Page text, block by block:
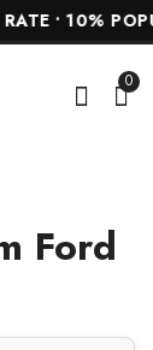
POPUSTA
0
inspired by
1861 Naxos
69.00KM
inspired by
Erba Pura
69.00KM
Ford